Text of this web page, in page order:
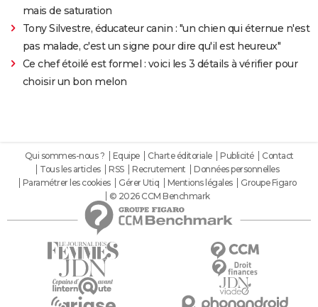
mais de saturation
Tony Silvestre, éducateur canin : "un chien qui éternue n'est
pas malade, c'est un signe pour dire qu'il est heureux"
Ce chef étoilé est formel : voici les 3 détails à vérifier pour
choisir un bon melon
Qui sommes-nous ? Equipe Charte éditoriale Publicité
Contact
Tous les articles
RSS Recrutement
Données personnelles
Paramétrer les cookies
Gérer Utiq Mentions légales
Groupe Figaro
© 2026 CCM Benchmark